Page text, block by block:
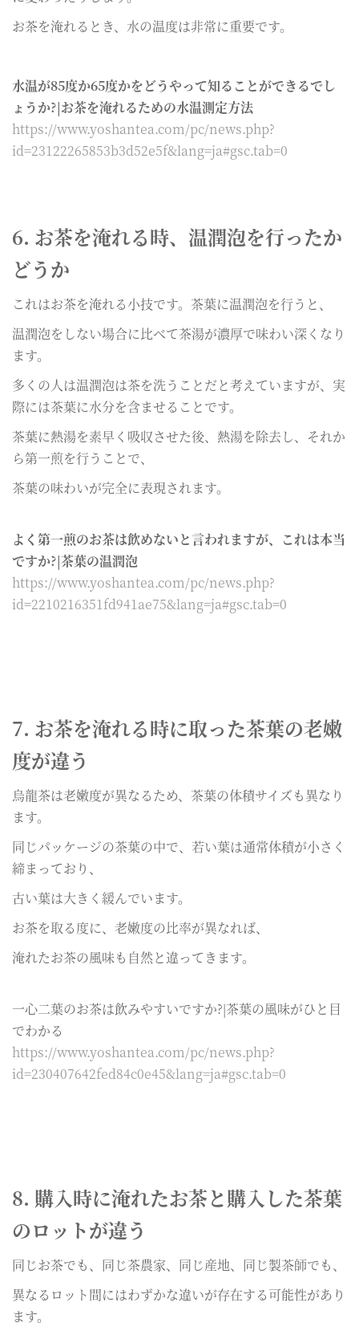
お茶を淹れるとき、水の温度は非常に重要です。
水温が85度か65度かをどうやって知ることができるでし
ょうか?|お茶を淹れるための水温測定方法
https://www.yoshantea.com/pc/news.php?
id=23122265853b3d52e5f&lang=ja#gsc.tab=0
6. お茶を淹れる時、温潤泡を行ったか
どうか
これはお茶を淹れる小技です。茶葉に温潤泡を行うと、
温潤泡をしない場合に比べて茶湯が濃厚で味わい深くなり
ます。
多くの人は温潤泡は茶を洗うことだと考えていますが、実
際には茶葉に水分を含ませることです。
茶葉に熱湯を素早く吸収させた後、熱湯を除去し、それか
ら第一煎を行うことで、
茶葉の味わいが完全に表現されます。
よく第一煎のお茶は飲めないと言われますが、これは本当
ですか?|茶葉の温潤泡
https://www.yoshantea.com/pc/news.php?
id=2210216351fd941ae75&lang=ja#gsc.tab=0
7. お茶を淹れる時に取った茶葉の老嫩
度が違う
烏龍茶は老嫩度が異なるため、茶葉の体積サイズも異なり
ます。
同じパッケージの茶葉の中で、若い葉は通常体積が小さく
締まっており、
古い葉は大きく緩んでいます。
お茶を取る度に、老嫩度の比率が異なれば、
淹れたお茶の風味も自然と違ってきます。
一心二葉のお茶は飲みやすいですか?|茶葉の風味がひと目
でわかる
https://www.yoshantea.com/pc/news.php?
id=230407642fed84c0e45&lang=ja#gsc.tab=0
8. 購入時に淹れたお茶と購入した茶葉
のロットが違う
同じお茶でも、同じ茶農家、同じ産地、同じ製茶師でも、
異なるロット間にはわずかな違いが存在する可能性があり
ます。